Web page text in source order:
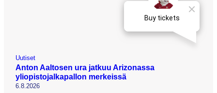
Uutiset
Anton Aaltosen ura jatkuu Arizonassa
yliopistojalkapallon merkeissä
6.8.2026